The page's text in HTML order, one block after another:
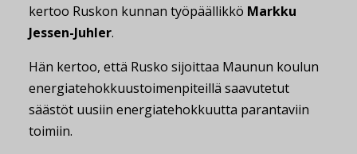
kertoo Ruskon kunnan työpäällikkö Markku
Jessen-Juhler.
Hän kertoo, että Rusko sijoittaa Maunun koulun
energiatehokkuustoimenpiteillä saavutetut
säästöt uusiin energiatehokkuutta parantaviin
toimiin.